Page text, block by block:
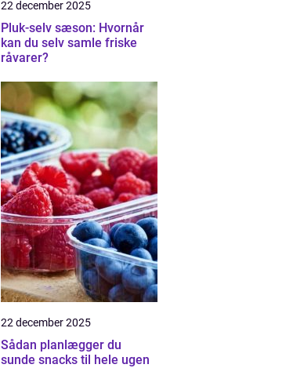
22 december 2025
Pluk-selv sæson: Hvornår
kan du selv samle friske
råvarer?
22 december 2025
Sådan planlægger du
sunde snacks til hele ugen